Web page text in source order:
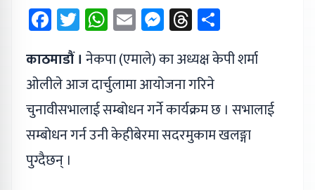
Facebook
Twitter
WhatsApp
EmailMessenger
Threads
काठमाडौं । नेकपा (एमाले) का अध्यक्ष केपी शर्मा
ओलीले आज दार्चुलामा आयोजना गरिने
चुनावीसभालाई सम्बोधन गर्ने कार्यक्रम छ । सभालाई
सम्बोधन गर्न उनी केहीबेरमा सदरमुकाम खलङ्गा
पुग्दैछन् ।